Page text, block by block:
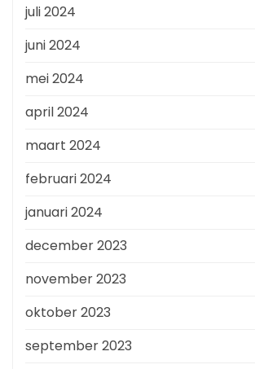
juli 2024
juni 2024
mei 2024
april 2024
maart 2024
februari 2024
januari 2024
december 2023
november 2023
oktober 2023
september 2023